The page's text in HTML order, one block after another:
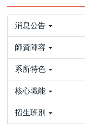
消息公告
師資陣容
系所特色
核心職能
招生班別